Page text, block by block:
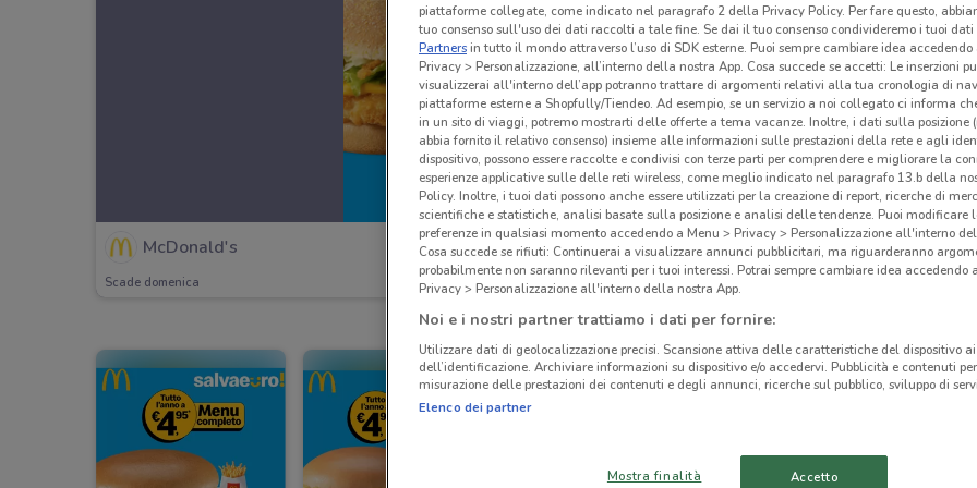
McDonald's
Scade domenica
del
Mac
più
Un
piattaforme collegate, come indicato nel paragrafo 2 della Privacy Policy. Per fare questo,
tuo consenso sull'uso dei dati raccolti a tale fine. Se dai il tuo consenso condivideremo i tuoi dati
Partnersin tutto il mondo attraverso l’uso di SDK esterne. Puoi sempre cambiare idea accedendo
Privacy > Personalizzazione, all’interno della nostra App. Cosa succede se accetti: Le inserzioni
visualizzerai all'interno dell’app potranno trattare di argomenti relativi alla tua cronologia di
piattaforme esterne a Shopfully/Tiendeo. Ad esempio, se un servizio a noi collegato ci informa
in un sito di viaggi, potremo mostrarti delle offerte a tema vacanze. Inoltre, i dati sulla posizione
abbia fornito il relativo consenso) insieme alle informazioni sulle prestazioni della rete e agli
dispositivo, possono essere raccolte e condivisi con terze parti per comprendere e migliorare la
esperienze applicative sulle delle reti wireless, come meglio indicato nel paragrafo 13.b della
Policy. Inoltre, i tuoi dati possono anche essere utilizzati per la creazione di report, ricerche di
scientifiche e statistiche, analisi basate sulla posizione e analisi delle tendenze. Puoi modificare
preferenze in qualsiasi momento accedendo a Menu > Privacy > Personalizzazione all'interno
Cosa succede se rifiuti: Continuerai a visualizzare annunci pubblicitari, ma riguarderanno
probabilmente non saranno rilevanti per i tuoi interessi. Potrai sempre cambiare idea accedendo
Privacy > Personalizzazione all'interno della nostra App.
Noi e i nostri partner trattiamo i dati per fornire:
Utilizzare dati di geolocalizzazione precisi. Scansione attiva delle caratteristiche del dispositivo
dell’identificazione. Archiviare informazioni su dispositivo e/o accedervi. Pubblicità e contenuti
misurazione delle prestazioni dei contenuti e degli annunci, ricerche sul pubblico, sviluppo di
Elenco dei partner
Mostra finalità Accetto